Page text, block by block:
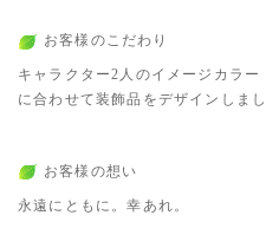
お客様のこだわり
キャラクター2人のイメージカラ
に合わせて装飾品をデザインしまし
お客様の想い
永遠にともに。幸あれ。